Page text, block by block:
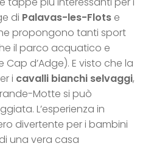
di Palavas-les-Flots e
propongono tanti sport
il parco acquatico e
Cap d’Adge). E visto che la
i cavalli bianchi selvaggi,
Motte si può
L’esperienza in
divertente per i bambini
una vera casa